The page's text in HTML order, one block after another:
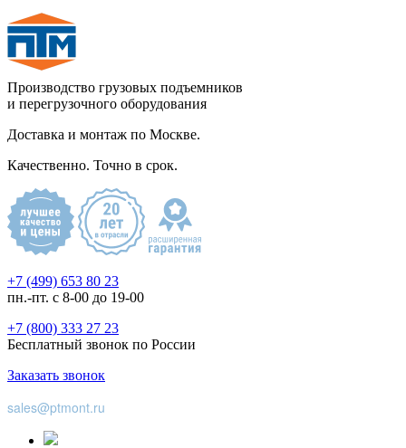
Производство грузовых подъемников
и перегрузочного оборудования
Доставка и монтаж по Москве.
Качественно. Точно в срок.
+7 (499) 653 80 23
пн.-пт. с 8-00 до 19-00
+7 (800) 333 27 23
Бесплатный звонок по России
Заказать звонок
sales@ptmont.ru